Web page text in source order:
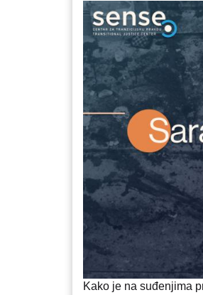
Kako je na suđenjima